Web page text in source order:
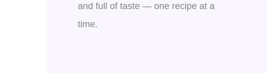
and full of taste — one recipe at a
time.